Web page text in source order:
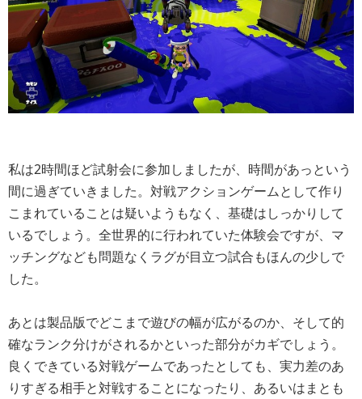
私は2時間ほど試射会に参加しましたが、時間があっという
間に過ぎていきました。対戦アクションゲームとして作り
こまれていることは疑いようもなく、基礎はしっかりして
いるでしょう。全世界的に行われていた体験会ですが、マ
ッチングなども問題なくラグが目立つ試合もほんの少しで
した。
あとは製品版でどこまで遊びの幅が広がるのか、そして的
確なランク分けがされるかといった部分がカギでしょう。
良くできている対戦ゲームであったとしても、実力差のあ
りすぎる相手と対戦することになったり、あるいはまとも